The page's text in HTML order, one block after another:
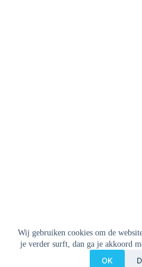
Wij gebruiken cookies om de
je verder surft, dan ga je akkoord
OK